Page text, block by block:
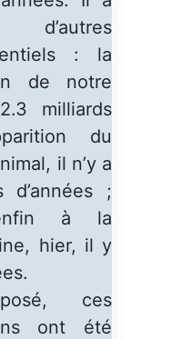
: la
de notre
milliards
du
il n’y a
;
à la
hier, il y
ces
ont été